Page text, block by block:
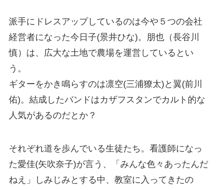
派手にドレスアップしているのは今や５つの会社
経営者になった今日子(景井ひな)。朋也（長谷川
慎）は、広大な土地で農場を運営しているとい
う。
ギターをかき鳴らすのは凛空(三浦獠太)と翼(前川
佑)。結成したバンドはカザフスタンでカルト的な
人気があるのだとか？
それぞれ道を歩んでいる生徒たち。看護師になっ
た愛佳(矢吹奈子)が言う、「みんな色々あったんだ
ねえ」しみじみとする中、教室に入ってきたの